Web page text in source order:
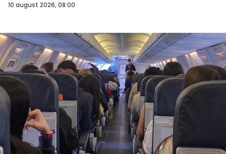
10 august 2026, 08:00